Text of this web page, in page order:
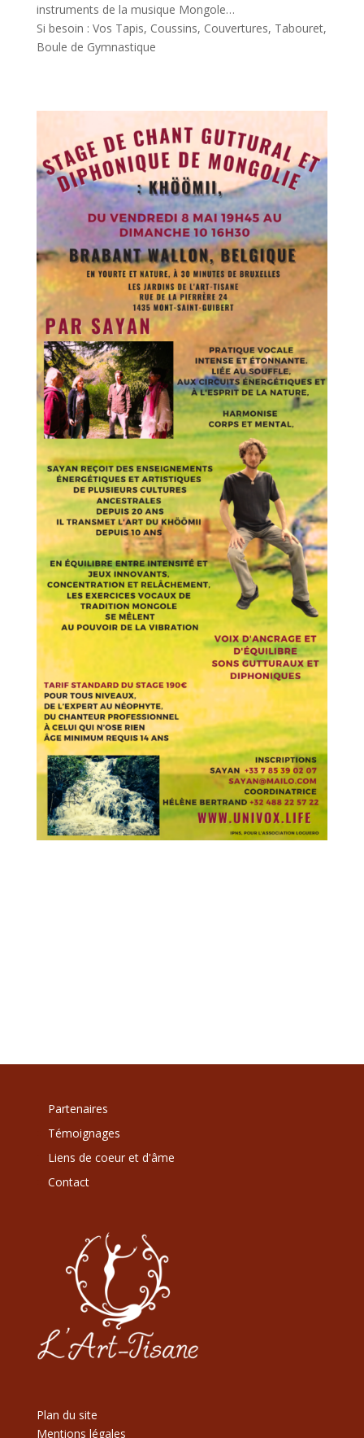
instruments de la musique Mongole…
Si besoin : Vos Tapis, Coussins, Couvertures, Tabouret,
Boule de Gymnastique
Partenaires
Témoignages
Liens de coeur et d'âme
Contact
Plan du site
Mentions légales